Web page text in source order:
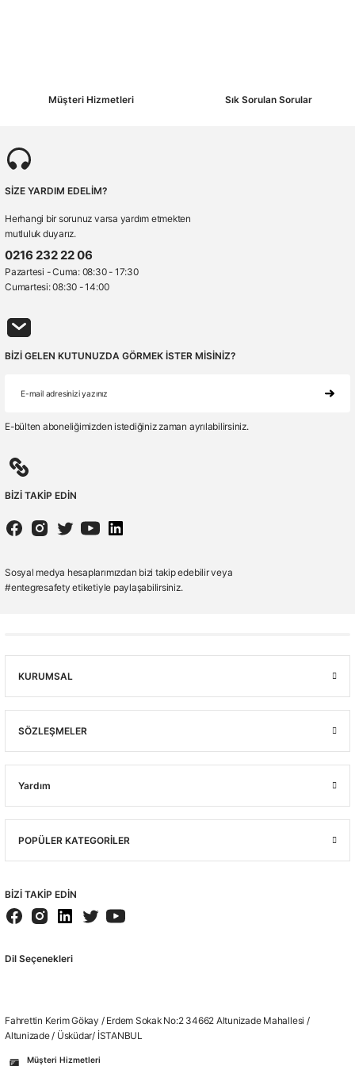
Müşteri Hizmetleri Sık Sorulan Sorular
SİZE YARDIM EDELİM?
Herhangi bir sorunuz varsa yardım etmekten
mutluluk duyarız.
0216 232 22 06
Pazartesi - Cuma: 08:30 - 17:30
Cumartesi: 08:30 - 14:00
BİZİ GELEN KUTUNUZDA GÖRMEK İSTER MİSİNİZ?
E-bülten aboneliğimizden istediğiniz zaman ayrılabilirsiniz.
BİZİ TAKİP EDİN
Sosyal medya hesaplarımızdan bizi takip edebilir veya
#entegresafety etiketiyle paylaşabilirsiniz.
KURUMSAL
SÖZLEŞMELER
Yardım
POPÜLER KATEGORİLER
BİZİ TAKİP EDİN
Dil Seçenekleri
Fahrettin Kerim Gökay / Erdem Sokak No:2 34662 Altunizade Mahallesi /
Altunizade / Üsküdar/ İSTANBUL
Müşteri Hizmetleri